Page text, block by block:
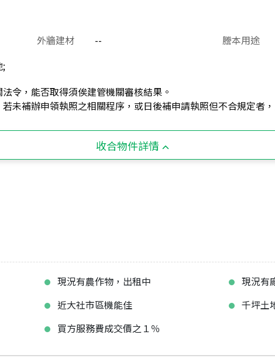
外牆建材 --
謄本用途
;
令，能否取得須俟建管機關審核結果。
未補辦申領執照之相關程序，或日後補申請執照但不合規定者
收合物件詳情
現況有農作物，出租中
現況有
近大社市區機能佳
千坪土
買方服務費成交價之１％